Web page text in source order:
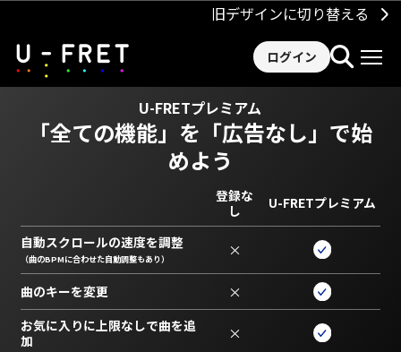
旧デザインに切り替える
ログイン
U-FRETプレミアム
「全ての機能」を 「広告なし」で始
めよう
登録な
し
U-FRETプレミアム
自動スクロールの速度を調整
（曲のBPMに合わせた自動調整もあり） ×
曲のキーを変更 ×
お気に入りに上限なしで曲を追
加
×